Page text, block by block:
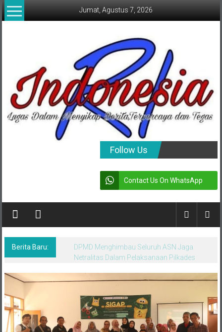
Lompat
ke
Jumat, Agustus 7, 2026
Menyikap
Dan
Tegas
Follow Us
Contact Us On WhatsApp
Berita Baru:
DPMD Menghimbau Seluruh ASN Jaga
Netralitas Dalam Pelaksanaan Pilkades